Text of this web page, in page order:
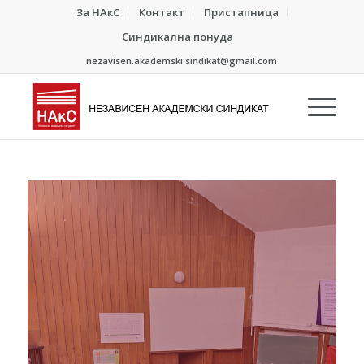
За НАкС Контакт
Пристапница
Синдикална понуда
nezavisen.akademski.sindikat@gmail.com